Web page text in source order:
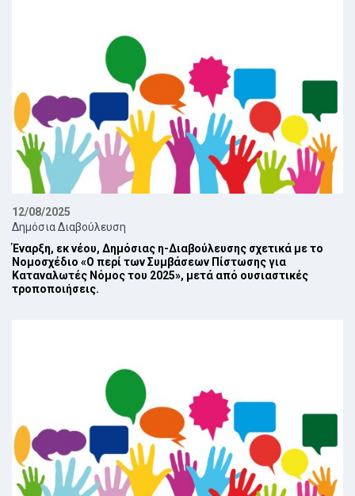
12/08/2025
Δημόσια Διαβούλευση
Έναρξη, εκ νέου, Δημόσιας η-Διαβούλευσης σχετικά με το
Νομοσχέδιο «Ο περί των Συμβάσεων Πίστωσης για
Καταναλωτές Νόμος του 2025», μετά από ουσιαστικές
τροποποιήσεις.